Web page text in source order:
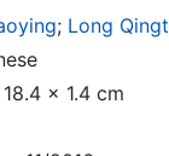
; Long
x 1.4 cm